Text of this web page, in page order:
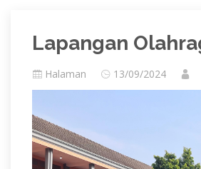
Lapangan
Halaman 13/09/2024